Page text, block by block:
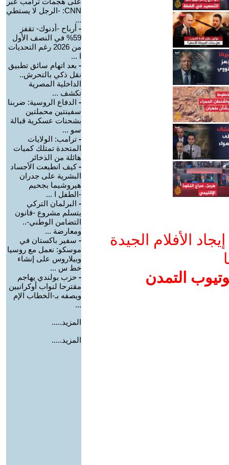
الأفلام الجيدة
التمدن
CNN: -الرجل لا يستطي
...
- أرباح -أدنوك- تقفز
59% في النصف الأول
من 2026 رغم التحديات
ا ...
- بعد اتهام سائق تطبيق
نقل ذكي بالتحرش..
الداخلية المصرية
تكشف ...
- الدفاع الروسية: ضربنا
سفينتين محملتين
بشحنات عسكرية قبالة
سو ...
- ترامب: الولايات
المتحدة تمتلك كميات
هائلة من الذخائر
-كيف انطبعت الأجساد
البشرية على جدران
هيروشيما بجحيم
-الطفل ا ...
- البرلمان التركي
يتسلم مشروع -قانون
التضامن الوطني-..
ومعارضة ...
- سفير باكستان في
موسكو: نعمل مع روسيا
وبيلاروس على إنشاء
خط س ...
- حزب بولندي يهاجم
مقترحا لنواب أوكرانيين
ويصفه بـ-الخطاب الإم
...
المزيد.....
المزيد.....